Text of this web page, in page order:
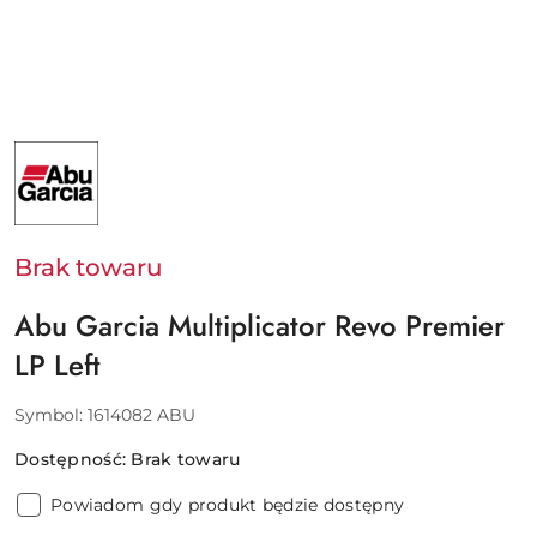
NAZWA
PRODUCENTA:
ABU
GARCIA
PURE
EUROPE
SAS
Brak towaru
Abu Garcia Multiplicator Revo Premier
LP Left
Symbol: 1614082 ABU
Dostępność: Brak towaru
Powiadom gdy produkt będzie dostępny